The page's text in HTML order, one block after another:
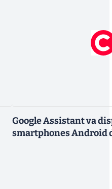
Google Assistant va
smartphones Android